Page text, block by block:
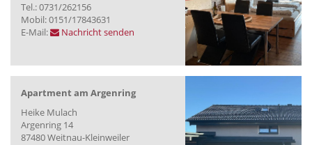
Tel.: 0731/262156
Mobil: 0151/17843631
E-Mail:
Nachricht senden
Apartment am Argenring
Heike Mulach
Argenring 14
87480 Weitnau-Kleinweiler